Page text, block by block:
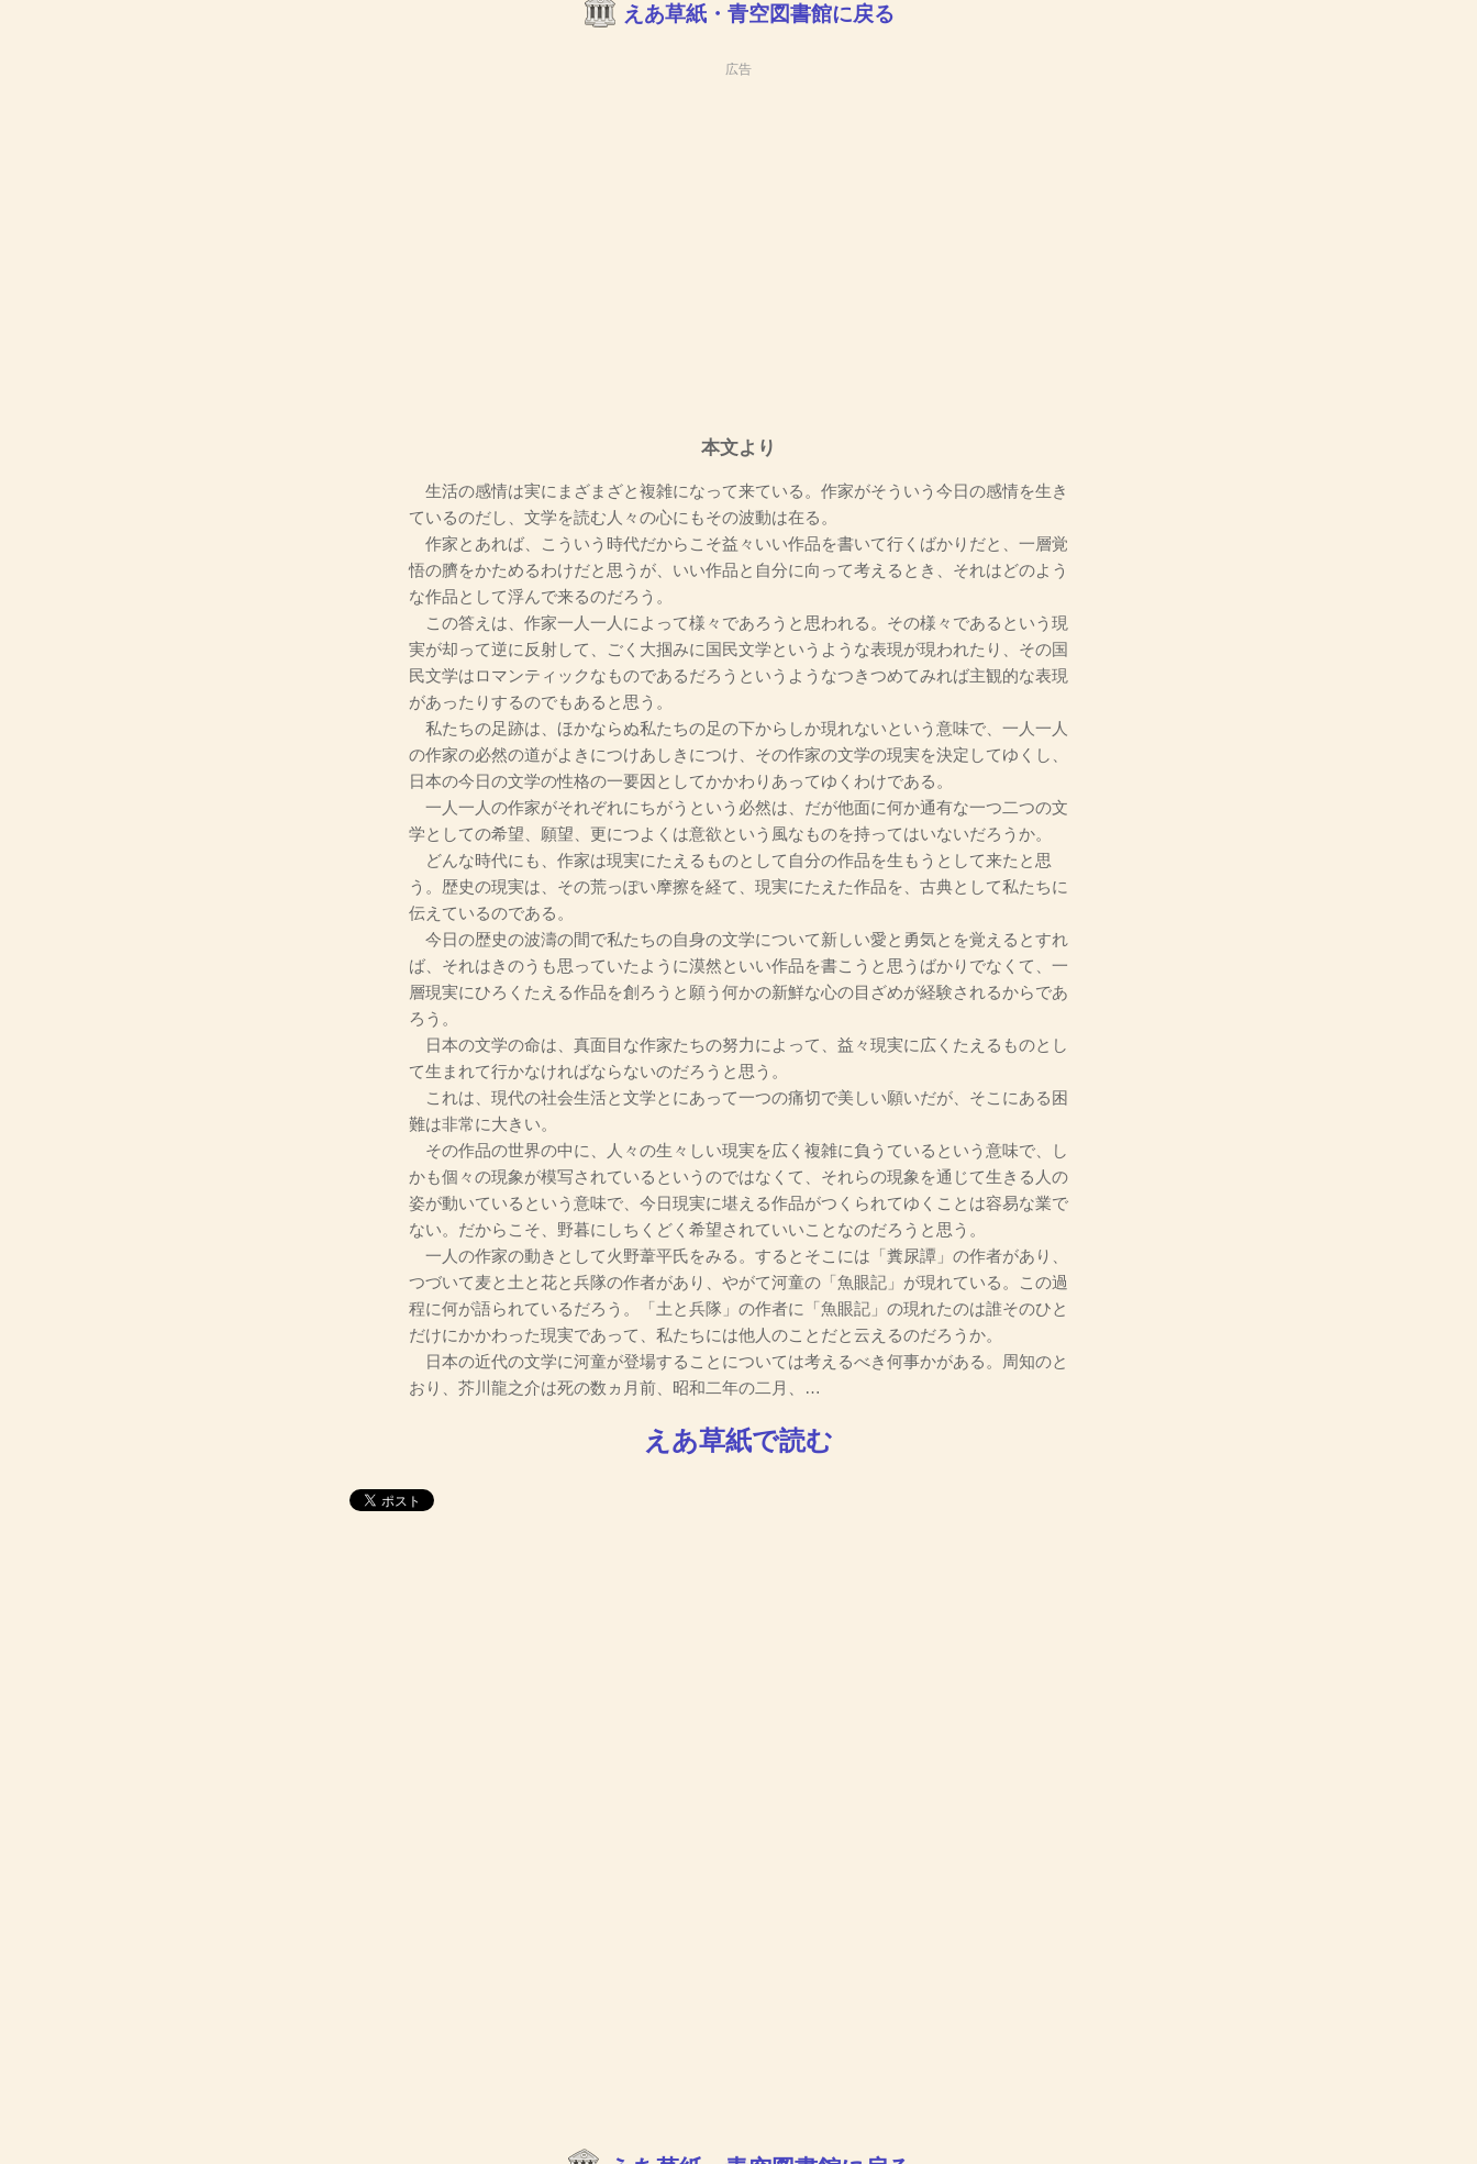
えあ草紙・青空図書館に戻る
広告
本文より
生活の感情は実にまざまざと複雑になって来ている。作家がそういう今日の感情を生き
ているのだし、文学を読む人々の心にもその波動は在る。
作家とあれば、こういう時代だからこそ益々いい作品を書いて行くばかりだと、一層覚
悟の臍をかためるわけだと思うが、いい作品と自分に向って考えるとき、それはどのよう
な作品として浮んで来るのだろう。
この答えは、作家一人一人によって様々であろうと思われる。その様々であるという現
実が却って逆に反射して、ごく大掴みに国民文学というような表現が現われたり、その国
民文学はロマンティックなものであるだろうというようなつきつめてみれば主観的な表現
があったりするのでもあると思う。
私たちの足跡は、ほかならぬ私たちの足の下からしか現れないという意味で、一人一人
の作家の必然の道がよきにつけあしきにつけ、その作家の文学の現実を決定してゆくし、
日本の今日の文学の性格の一要因としてかかわりあってゆくわけである。
一人一人の作家がそれぞれにちがうという必然は、だが他面に何か通有な一つ二つの文
学としての希望、願望、更につよくは意欲という風なものを持ってはいないだろうか。
どんな時代にも、作家は現実にたえるものとして自分の作品を生もうとして来たと思
う。歴史の現実は、その荒っぽい摩擦を経て、現実にたえた作品を、古典として私たちに
伝えているのである。
今日の歴史の波濤の間で私たちの自身の文学について新しい愛と勇気とを覚えるとすれ
ば、それはきのうも思っていたように漠然といい作品を書こうと思うばかりでなくて、一
層現実にひろくたえる作品を創ろうと願う何かの新鮮な心の目ざめが経験されるからであ
ろう。
日本の文学の命は、真面目な作家たちの努力によって、益々現実に広くたえるものとし
て生まれて行かなければならないのだろうと思う。
これは、現代の社会生活と文学とにあって一つの痛切で美しい願いだが、そこにある困
難は非常に大きい。
その作品の世界の中に、人々の生々しい現実を広く複雑に負うているという意味で、し
かも個々の現象が模写されているというのではなくて、それらの現象を通じて生きる人の
姿が動いているという意味で、今日現実に堪える作品がつくられてゆくことは容易な業で
ない。だからこそ、野暮にしちくどく希望されていいことなのだろうと思う。
一人の作家の動きとして火野葦平氏をみる。するとそこには「糞尿譚」の作者があり、
つづいて麦と土と花と兵隊の作者があり、やがて河童の「魚眼記」が現れている。この過
程に何が語られているだろう。「土と兵隊」の作者に「魚眼記」の現れたのは誰そのひと
だけにかかわった現実であって、私たちには他人のことだと云えるのだろうか。
日本の近代の文学に河童が登場することについては考えるべき何事かがある。周知のと
おり、芥川龍之介は死の数ヵ月前、昭和二年の二月、…
えあ草紙で読む